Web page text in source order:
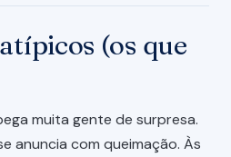
(os que
muita gente de surpresa.
anuncia com queimação. Às